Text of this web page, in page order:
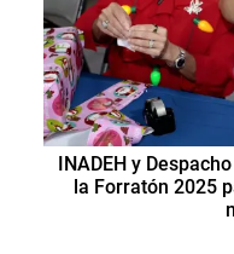
INADEH y
la Forratón 2025